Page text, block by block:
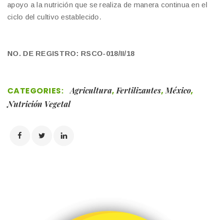
apoyo a la nutrición que se realiza de manera continua en el
ciclo del cultivo establecido.
NO. DE REGISTRO: RSCO-018/II/18
CATEGORIES: Agricultura,Fertilizantes,México,
Nutrición Vegetal